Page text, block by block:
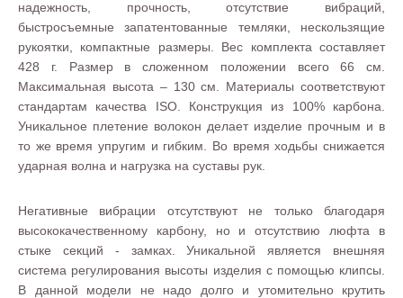
надежность, прочность, отсутствие вибраций,
быстросъемные запатентованные темляки, нескользящие
рукоятки, компактные размеры. Вес комплекта составляет
428 г. Размер в сложенном положении всего 66 см.
Максимальная высота – 130 см. Материалы соответствуют
стандартам качества ISO. Конструкция из 100% карбона.
Уникальное плетение волокон делает изделие прочным и в
то же время упругим и гибким. Во время ходьбы снижается
ударная волна и нагрузка на суставы рук.
Негативные вибрации отсутствуют не только благодаря
высококачественному карбону, но и отсутствию люфта в
стыке секций - замках. Уникальной является внешняя
система регулирования высоты изделия с помощью клипсы.
В данной модели не надо долго и утомительно крутить